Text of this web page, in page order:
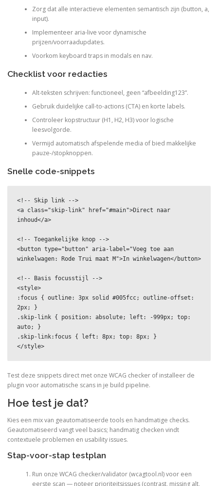
Zorg dat alle interactieve elementen semantisch zijn (button, a,
input).
Implementeer aria-live voor dynamische
prijzen/voorraadupdates.
Voorkom keyboard traps in modals en nav.
Checklist voor redacties
Alt-teksten schrijven: functioneel, geen “afbeelding123”.
Gebruik duidelijke call-to-actions (CTA) en korte labels.
Controleer kopstructuur (H1, H2, H3) voor logische
leesvolgorde.
Vermijd automatisch afspelende media of bied makkelijke
pauze-/stopknoppen.
Snelle code-snippets
<!-- Skip link -->
<a class="skip-link" href="#main">Direct naar
inhoud</a>
<!-- Toegankelijke knop -->
<button type="button" aria-label="Voeg toe aan
winkelwagen: Rode Trui maat M">In winkelwagen</button>
<!-- Basis focusstijl -->
<style>
:focus { outline: 3px solid #005fcc; outline-offset:
2px; }
.skip-link { position: absolute; left: -999px; top:
auto; }
.skip-link:focus { left: 8px; top: 8px; }
</style>
Test deze snippets direct met onze WCAG checker of installeer de
plugin voor automatische scans in je build pipeline.
Hoe test je dat?
Kies een mix van geautomatiseerde tools en handmatige checks.
Geautomatiseerd vangt veel basics; handmatig checken vindt
contextuele problemen en usability issues.
Stap-voor-stap testplan
Run onze WCAG checker/validator (wcagtool.nl) voor een
eerste scan — noteer prioriteitsissues (contrast, missing alt,